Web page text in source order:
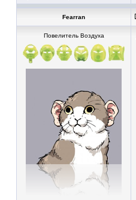
Fearran
Повелитель Воздуха